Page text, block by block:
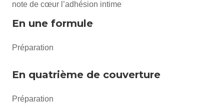
note de cœur l’adhésion intime
En une formule
Préparation
En quatrième de couverture
Préparation